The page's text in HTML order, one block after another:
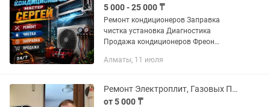
5 000 - 25 000 ₸
Ремонт кондиционеров Заправка
чистка установка Диагностика
Продажа кондиционеров Фреон
выезд 24/7 Огромный опыт Качество
Алматы, 11 июля
Ремонт Электроплит, Газовых Плит, Духовок и Варочных Поверхностей
от 5 000 ₸